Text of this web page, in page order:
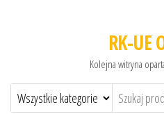
RK-UE
Kolejna witryna